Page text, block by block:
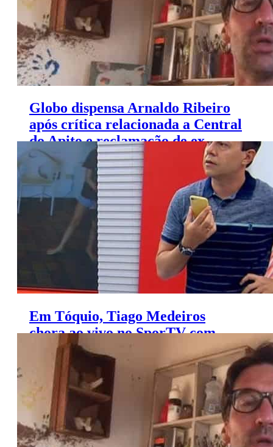
Globo dispensa Arnaldo Ribeiro
após crítica relacionada a Central
do Apito e reclamação de ex-
árbitros
Em Tóquio, Tiago Medeiros
chora ao vivo no SporTV com
homenagem do filho